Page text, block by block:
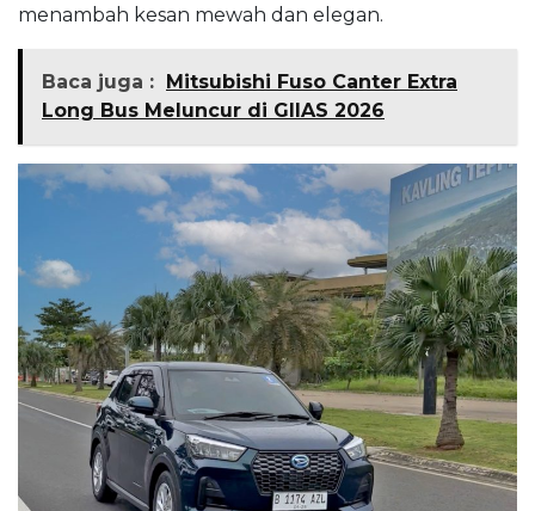
menambah kesan mewah dan elegan.
Baca juga :
Mitsubishi Fuso Canter Extra
Long Bus Meluncur di GIIAS 2026